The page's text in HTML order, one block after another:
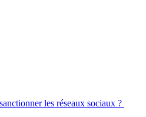
les réseaux sociaux ?